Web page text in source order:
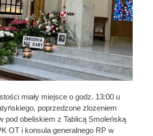
miały miejsce o godz. 13:00 u
poprzedzone zlozeniem
pod obeliskiem z Tablicą Smoleńską
OT i konsula generalnego RP w